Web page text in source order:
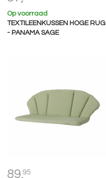
Op voorraad
TEXTILEENKUSSEN HOGE RUG
- PANAMA SAGE
89,95